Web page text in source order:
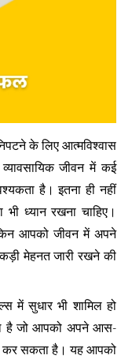
के लिए आत्मविश्वास
जीवन में कई
है। इतना ही नहीं
ध्यान रखना चाहिए।
आपको जीवन में अपने
मेहनत जारी रखने की
में सुधार भी शामिल हो
है जो आपको अपने आस-
कर सकता है। यह आपको